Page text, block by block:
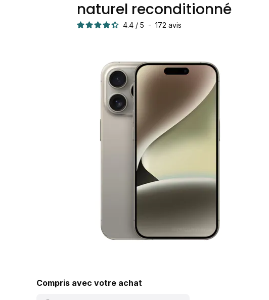
naturel reconditionné
4.4 / 5 - 172 avis
Compris avec votre achat